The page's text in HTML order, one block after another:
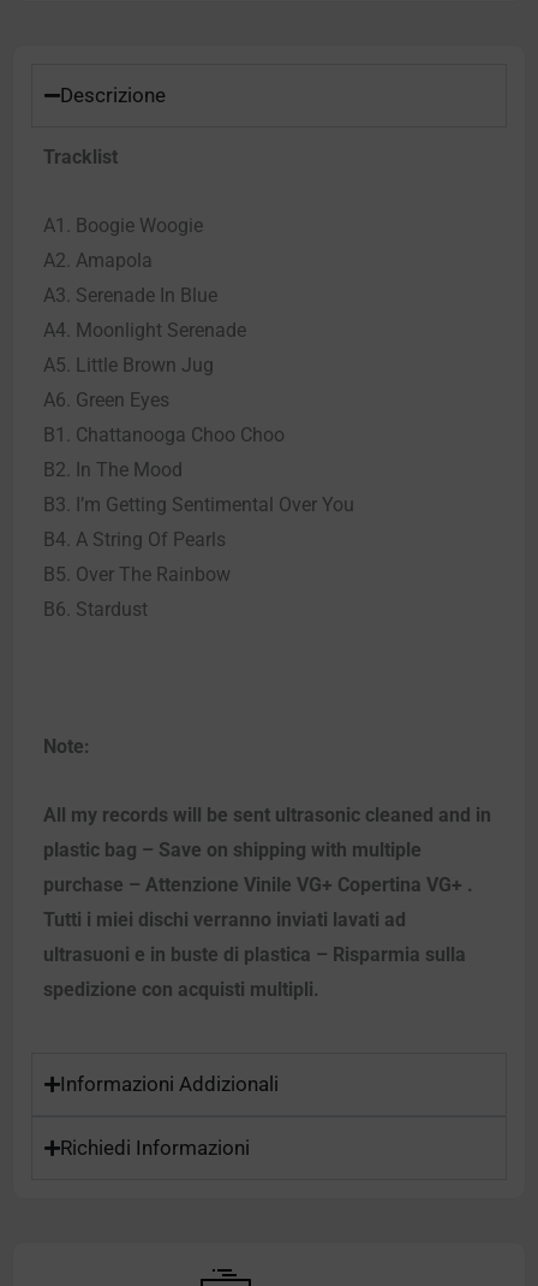
Descrizione
Tracklist
A1. Boogie Woogie
A2. Amapola
A3. Serenade In Blue
A4. Moonlight Serenade
A5. Little Brown Jug
A6. Green Eyes
B1. Chattanooga Choo Choo
B2. In The Mood
B3. I’m Getting Sentimental Over You
B4. A String Of Pearls
B5. Over The Rainbow
B6. Stardust
Note:
All my records will be sent ultrasonic cleaned and in
plastic bag – Save on shipping with multiple
purchase – Attenzione Vinile VG+ Copertina VG+ .
Tutti i miei dischi verranno inviati lavati ad
ultrasuoni e in buste di plastica – Risparmia sulla
spedizione con acquisti multipli.
Informazioni Addizionali
Richiedi Informazioni